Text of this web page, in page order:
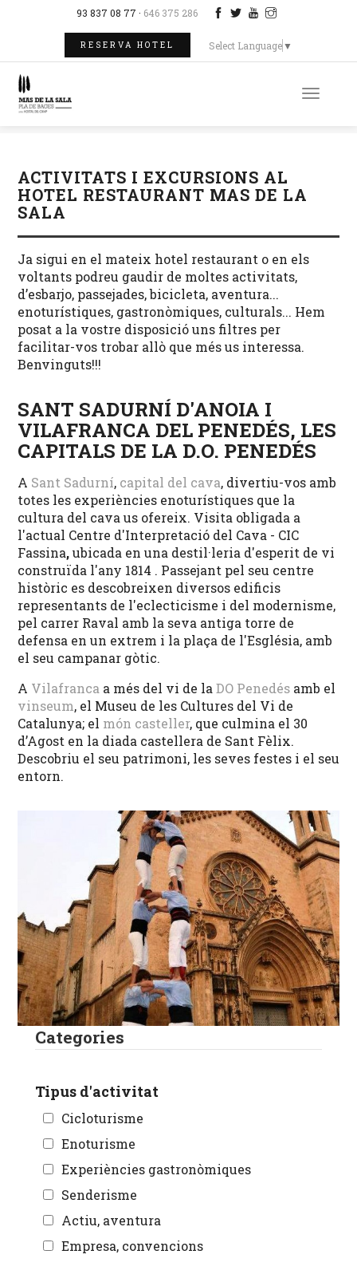
93 837 08 77 · 646 375 286
RESERVA HOTEL Select Language▼
Toggle
ACTIVITATS I EXCURSIONS AL
HOTEL RESTAURANT MAS DE LA
SALA
Categories
Tipus d'activitat
Cicloturisme
Enoturisme
Experiències gastronòmiques
Senderisme
Actiu, aventura
Empresa, convencions
Ja sigui en el mateix hotel restaurant o en els
voltants podreu gaudir de moltes activitats,
d’esbarjo, passejades, bicicleta, aventura...
enoturístiques, gastronòmiques, culturals... Hem
posat a la vostre disposició uns filtres per
facilitar-vos trobar allò que més us interessa.
Benvinguts!!!
SANT SADURNÍ D'ANOIA I
VILAFRANCA DEL PENEDÉS, LES
CAPITALS DE LA D.O. PENEDÉS
A Sant Sadurní, capital del cava, divertiu-vos amb
totes les experiències enoturístiques que la
cultura del cava us ofereix. Visita obligada a
l'actual Centre d'Interpretació del Cava - CIC
Fassina,ubicada en una destil·leria d'esperit de vi
construïda l'any 1814 . Passejant pel seu centre
històric es descobreixen diversos edificis
representants de l'eclecticisme i del modernisme,
pel carrer Raval amb la seva antiga torre de
defensa en un extrem i la plaça de l'Església, amb
el seu campanar gòtic.
A Vilafranca a més del vi de la DO Penedés amb el
vinseum, el Museu de les Cultures del Vi de
Catalunya; el món casteller, que culmina el 30
d’Agost en la diada castellera de Sant Fèlix.
Descobriu el seu patrimoni, les seves festes i el seu
entorn.